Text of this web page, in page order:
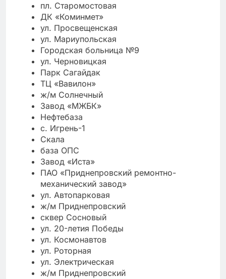
пл. Старомостовая
ДК «Коминмет»
ул. Просвещенская
ул. Мариупольская
Городская больница №9
ул. Черновицкая
Парк Сагайдак
ТЦ «Вавилон»
ж/м Солнечный
Завод «МЖБК»
Нефтебаза
с. Игрень-1
Скала
база ОПС
Завод «Иста»
ПАО «Приднепровский ремонтно-
механический завод»
ул. Автопарковая
ж/м Приднепровский
сквер Сосновый
ул. 20-летия Победы
ул. Космонавтов
ул. Роторная
ул. Электрическая
ж/м Приднепровский